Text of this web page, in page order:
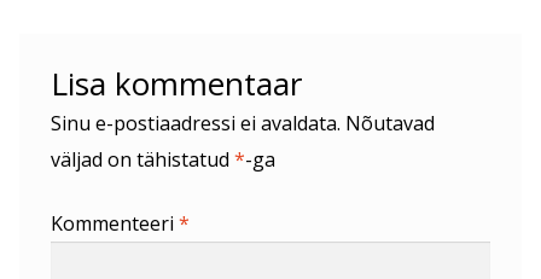
Lisa kommentaar
Sinu e-postiaadressi ei avaldata. Nõutavad
väljad on tähistatud *-ga
Kommenteeri *